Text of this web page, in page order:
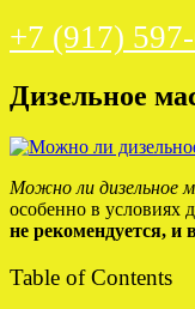
+7 (917)
Дизельное
Можно ли дизельное
особенно в условиях
не рекомендуется, и
Table of Contents